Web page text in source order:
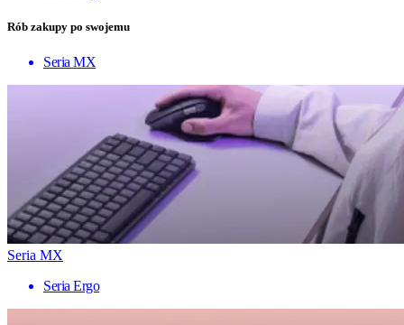
Rób zakupy po swojemu
Seria MX
Seria MX
Seria Ergo